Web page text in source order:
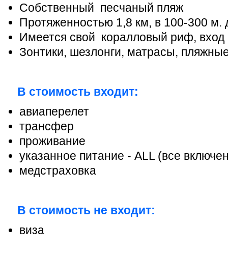
Собственный песчаный пляж
Протяженностью 1,8 км, в 100-300 м.
Имеется свой коралловый риф, вход
Зонтики, шезлонги, матрасы,
В стоимость входит:
авиаперелет
трансфер
проживание
указанное питание - ALL (все
медстраховка
В стоимость не входит:
виза